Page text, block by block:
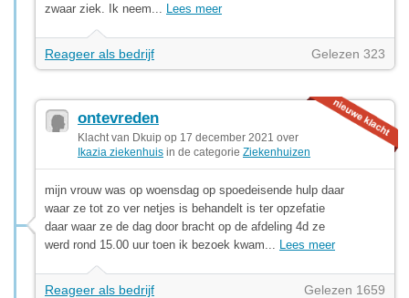
zwaar ziek. Ik neem... Lees meer
Reageer als bedrijf Gelezen 323
ontevreden
Klacht van Dkuip op 17 december 2021 over
Ikazia ziekenhuis in de categorie Ziekenhuizen
mijn vrouw was op woensdag op spoedeisende hulp daar
waar ze tot zo ver netjes is behandelt is ter opzefatie
daar waar ze de dag door bracht op de afdeling 4d ze
werd rond 15.00 uur toen ik bezoek kwam... Lees meer
Reageer als bedrijf Gelezen 1659